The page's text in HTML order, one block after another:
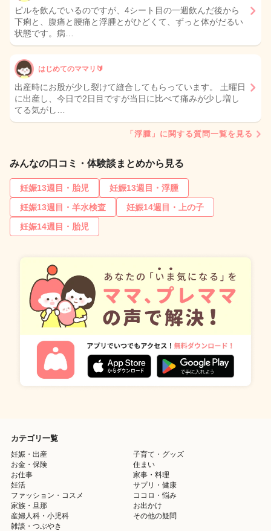
ピルを飲んでいるのですが、4シート目の一週飲んだ後から
下痢と、腹痛と腰痛と浮腫とがひどくて、ずっと体がだるい
状態です。病…
はじめてのママリ🔰
出産時にお股が少し裂けて縫合してもらっています。 土曜日
に出産し、今日で2日目ですが当日に比べて痛みが少し増し
てる気がし…
「浮腫」に関する質問一覧を見る
みんなの口コミ・体験談まとめから見る
妊娠13週目・胎児
妊娠13週目・浮腫
妊娠13週目・羊水検査
妊娠14週目・上の子
妊娠14週目・胎児
カテゴリ一覧
妊娠・出産
子育て・グッズ
お金・保険
住まい
お仕事
家事・料理
妊活
サプリ・健康
ファッション・コスメ
ココロ・悩み
家族・旦那
お出かけ
産婦人科・小児科
その他の疑問
雑談・つぶやき